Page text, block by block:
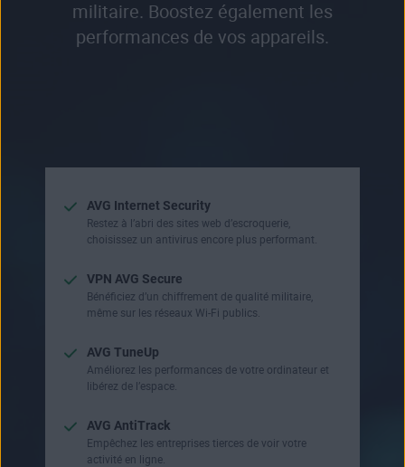
militaire. Boostez également les
performances de vos appareils.
AVG Internet Security
Restez à l’abri des sites web d’escroquerie,
choisissez un antivirus encore plus performant.
VPN AVG Secure
Bénéficiez d’un chiffrement de qualité militaire,
même sur les réseaux Wi-Fi publics.
AVG TuneUp
Améliorez les performances de votre ordinateur et
libérez de l’espace.
AVG AntiTrack
Empêchez les entreprises tierces de voir votre
activité en ligne.